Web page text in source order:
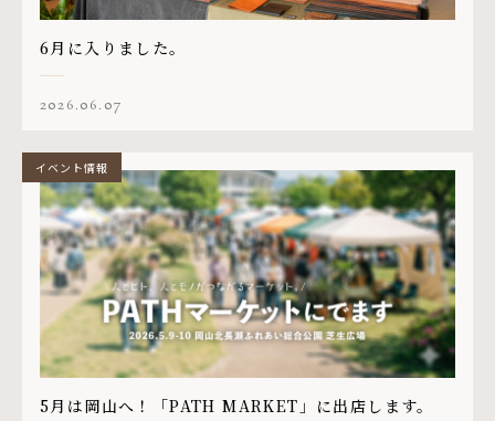
6月に入りました。
2026.06.07
5月は岡山へ！「PATH MARKET」に出店します。
イベント情報